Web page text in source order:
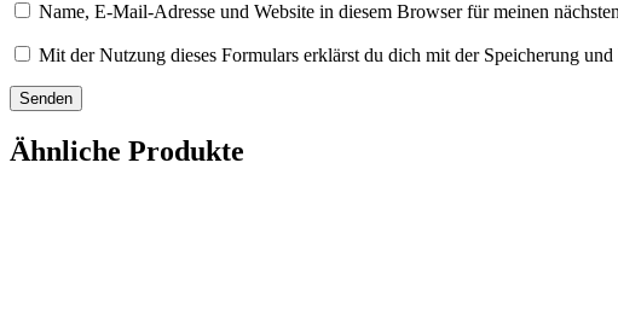
Name, E-Mail-Adresse und Website in diesem Browser für meinen
Mit der Nutzung dieses Formulars erklärst du dich mit der Speicherung
Ähnliche Produkte